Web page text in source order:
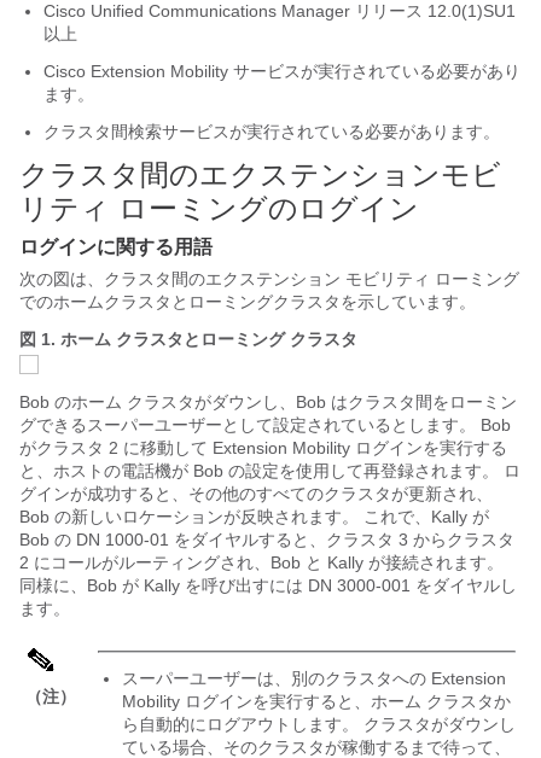
Cisco Unified Communications Manager リリース 12.0(1)SU1
以上
Cisco Extension Mobility サービスが実行されている必要があり
ます。
クラスタ間検索サービスが実行されている必要があります。
クラスタ間のエクステンションモビ
リティ ローミングのログイン
ログインに関する用語
次の図は、クラスタ間のエクステンション モビリティ ローミング
でのホームクラスタとローミングクラスタを示しています。
図 1. ホーム クラスタとローミング クラスタ
Bob のホーム クラスタがダウンし、Bob はクラスタ間をローミン
グできるスーパーユーザーとして設定されているとします。 Bob
がクラスタ 2 に移動して Extension Mobility ログインを実行する
と、ホストの電話機が Bob の設定を使用して再登録されます。 ロ
グインが成功すると、その他のすべてのクラスタが更新され、
Bob の新しいロケーションが反映されます。 これで、Kally が
Bob の DN 1000-01 をダイヤルすると、クラスタ 3 からクラスタ
2 にコールがルーティングされ、Bob と Kally が接続されます。
同様に、Bob が Kally を呼び出すには DN 3000-001 をダイヤルし
ます。
（注）
スーパーユーザーは、別のクラスタへの Extension
Mobility ログインを実行すると、ホーム クラスタか
ら自動的にログアウトします。 クラスタがダウンし
ている場合、そのクラスタが稼働するまで待って、